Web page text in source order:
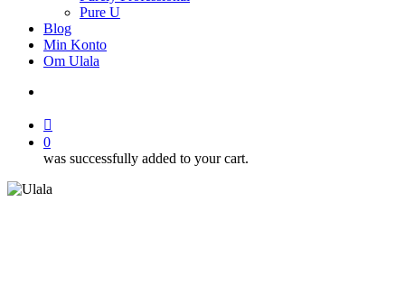
Pure U
Blog
Min Konto
Om Ulala
0
was successfully added to your cart.